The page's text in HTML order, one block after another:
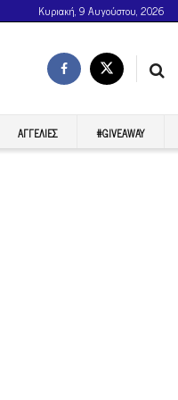
Κυριακή, 9 Αυγούστου, 2026
ΑΓΓΕΛΊΕΣ #GIVEAWAY